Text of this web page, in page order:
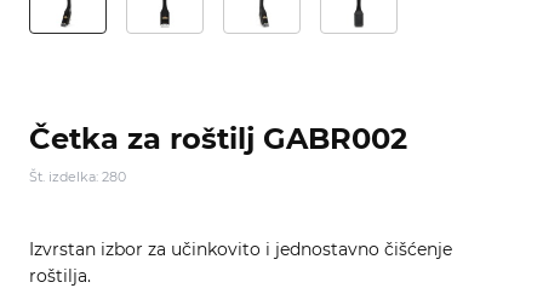
Četka za roštilj GABR002
Št. izdelka: 280
Izvrstan izbor za učinkovito i jednostavno čišćenje
roštilja.